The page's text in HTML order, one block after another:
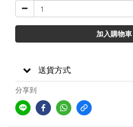
加入購物車
送貨方式
分享到